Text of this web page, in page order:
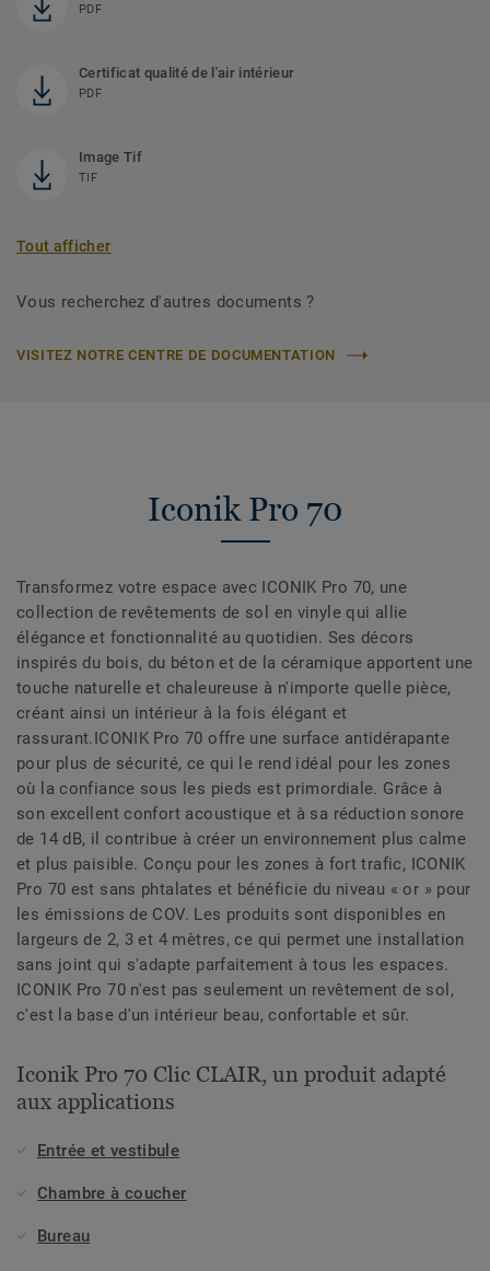
PDF
Certificat qualité de l'air intérieur
PDF
Image Tif
TIF
Tout afficher
Vous recherchez d'autres documents ?
VISITEZ NOTRE CENTRE DE DOCUMENTATION
Iconik Pro 70
Transformez votre espace avec ICONIK Pro 70, une
collection de revêtements de sol en vinyle qui allie
élégance et fonctionnalité au quotidien. Ses décors
inspirés du bois, du béton et de la céramique apportent une
touche naturelle et chaleureuse à n'importe quelle pièce,
créant ainsi un intérieur à la fois élégant et
rassurant.ICONIK Pro 70 offre une surface antidérapante
pour plus de sécurité, ce qui le rend idéal pour les zones
où la confiance sous les pieds est primordiale. Grâce à
son excellent confort acoustique et à sa réduction sonore
de 14 dB, il contribue à créer un environnement plus calme
et plus paisible. Conçu pour les zones à fort trafic, ICONIK
Pro 70 est sans phtalates et bénéficie du niveau « or » pour
les émissions de COV. Les produits sont disponibles en
largeurs de 2, 3 et 4 mètres, ce qui permet une installation
sans joint qui s'adapte parfaitement à tous les espaces.
ICONIK Pro 70 n'est pas seulement un revêtement de sol,
c'est la base d'un intérieur beau, confortable et sûr.
Iconik Pro 70 Clic CLAIR, un produit adapté
aux applications
Entrée et vestibule
Chambre à coucher
Bureau